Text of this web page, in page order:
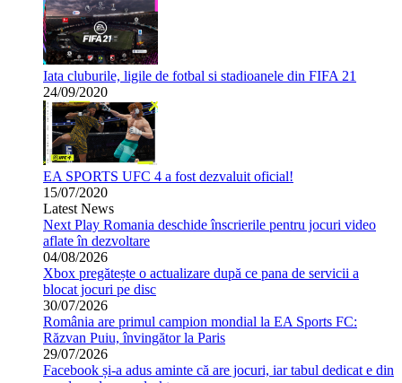
Iata cluburile, ligile de fotbal si stadioanele din FIFA 21
24/09/2020
EA SPORTS UFC 4 a fost dezvaluit oficial!
15/07/2020
Latest News
Next Play Romania deschide înscrierile pentru jocuri video
aflate în dezvoltare
04/08/2026
Xbox pregătește o actualizare după ce pana de servicii a
blocat jocuri pe disc
30/07/2026
România are primul campion mondial la EA Sports FC:
Răzvan Puiu, învingător la Paris
29/07/2026
Facebook și-a adus aminte că are jocuri, iar tabul dedicat e din